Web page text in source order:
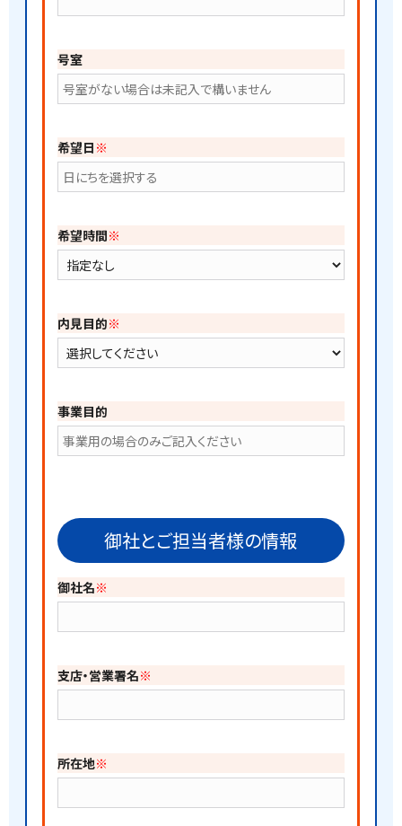
号室
希望日 ※
希望時間※
内見目的※
事業目的
御社とご担当者様の情報
御社名※
支店・営業署名※
所在地※